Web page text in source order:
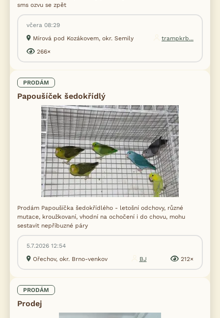
sms ozvu se zpět
včera 08:29
Mírová pod Kozákovem, okr. Semily
trampkrb...
266×
PRODÁM
Papoušíček šedokřídlý
Prodám Papoušíčka šedokřídlého - letošní odchovy, různé
mutace, kroužkovaní, vhodní na ochočení i do chovu, mohu
sestavit nepříbuzné páry
5.7.2026 12:54
Ořechov, okr. Brno-venkov
BJ 212×
PRODÁM
Prodej